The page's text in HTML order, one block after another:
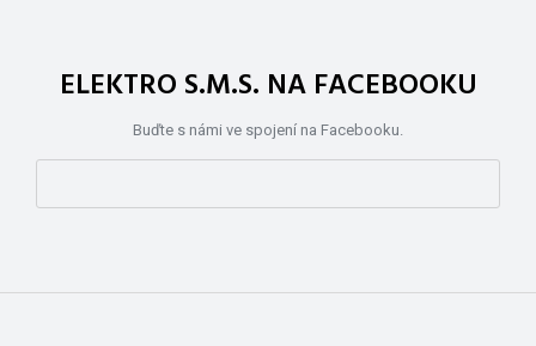
ELEKTRO S.M.S. NA FACEBOOKU
Buďte s námi ve spojení na Facebooku.